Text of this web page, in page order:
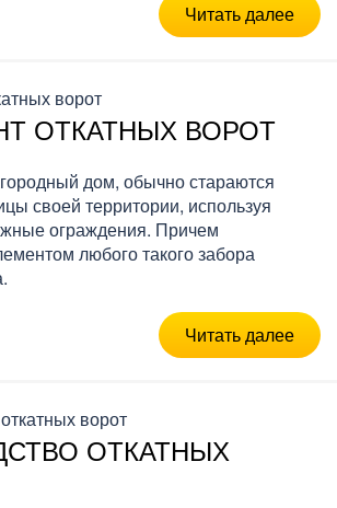
Читать далее
ОТКАТНЫХ ВОРОТ
дом, обычно стараются
своей территории, используя
ограждения. Причем
любого такого забора
Читать далее
ОТКАТНЫХ